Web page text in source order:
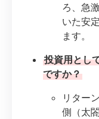
ろ、急
いた安
ます。
投資用とし
ですか？
リター
側（太